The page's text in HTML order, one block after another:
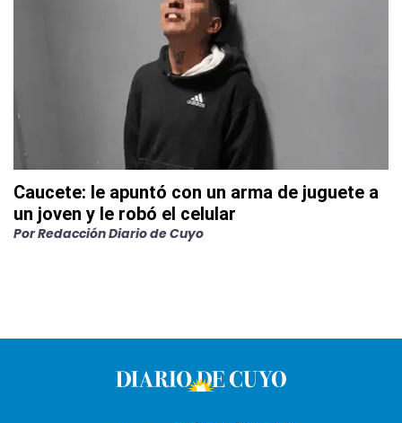
Caucete: le apuntó con un arma de juguete a
un joven y le robó el celular
PorRedacción Diario de Cuyo